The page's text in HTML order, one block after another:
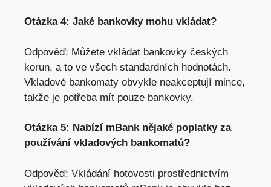
Otázka 4: Jaké‌ bankovky mohu​ vkládat?
Odpověď: Můžete ⁣vkládat bankovky ⁣českých
⁣korun,‍ a ⁤to ‍ve všech standardních ‌hodnotách.⁤
Vkladové bankomaty obvykle neakceptují mince,
takže je potřeba mít pouze ⁤bankovky.
Otázka ⁢5: ⁤Nabízí ⁤mBank ‌nějaké poplatky za
‌používání ​vkladových bankomatů?
Odpověď:‍ Vkládání hotovosti prostřednictvím​